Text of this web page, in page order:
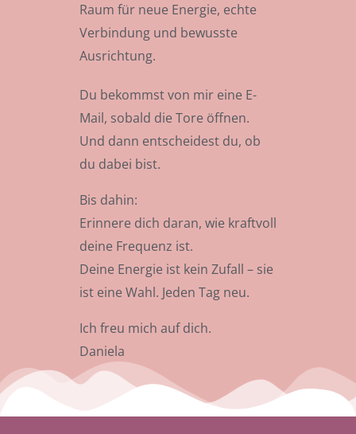
Raum für neue Energie, echte
Verbindung und bewusste
Ausrichtung.
Du bekommst von mir eine E-
Mail, sobald die Tore öffnen.
Und dann entscheidest du, ob
du dabei bist.
Bis dahin:
Erinnere dich daran, wie kraftvoll
deine Frequenz ist.
Deine Energie ist kein Zufall – sie
ist eine Wahl. Jeden Tag neu.
Ich freu mich auf dich.
Daniela